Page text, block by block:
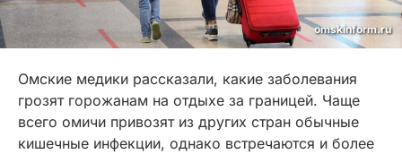
omskinform.ru
Омские медики рассказали, какие заболевания
грозят горожанам на отдыхе за границей. Чаще
всего омичи привозят из других стран обычные
кишечные инфекции, однако встречаются и более